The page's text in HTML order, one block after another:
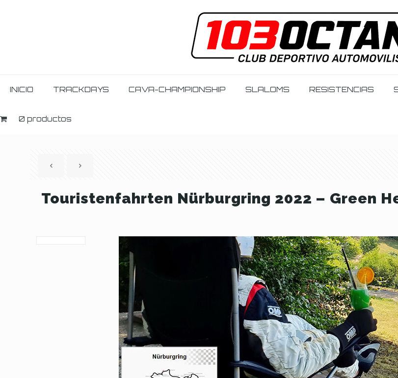
INICIO TRACKDAYS CAVA-CHAMPIONSHIP SLALOMS RESISTENCIAS
0 productos
Touristenfahrten Nürburgring 2022 – Green